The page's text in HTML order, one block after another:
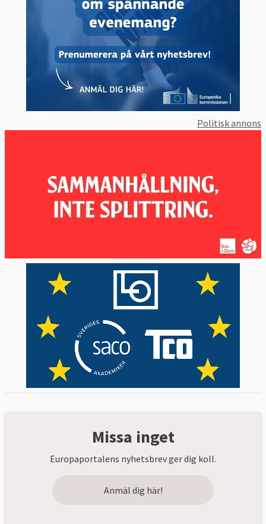
Politisk annons
Missa inget
Europaportalens nyhetsbrev ger dig koll.
Anmäl dig här!